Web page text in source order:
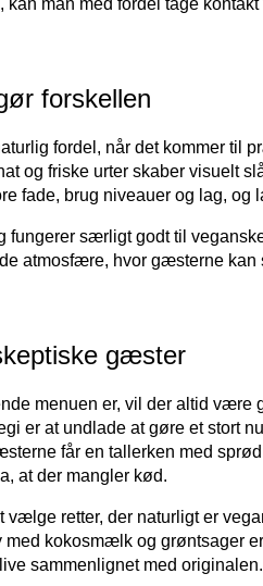
forskellen
fordel, når det kommer til
og friske urter skaber visuelt
fade, brug niveauer og lag,
fungerer særligt godt til
atmosfære, hvor gæsterne kan
gæster
menuen er, vil der altid være
er at undlade at gøre et stort
får en tallerken med
at der mangler kød.
vælge retter, der naturligt er
med kokosmælk og grøntsager
sammenlignet med originalen.